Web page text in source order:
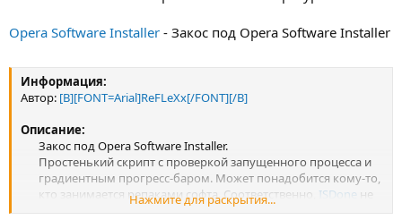
Opera Software Installer - Закос под Opera Software Installer
Информация:
Автор: [B][FONT=Arial]ReFLeXx[/FONT][/B]
Описание:
Закос под Opera Software Installer.
Простенький скрипт с проверкой запущенного процесса и
градиентным прогресс-баром. Может понадобится кому-то,
кто занимается репаками софта. Соответственно, ISDone не
прикручен.​
Нажмите для раскрытия...